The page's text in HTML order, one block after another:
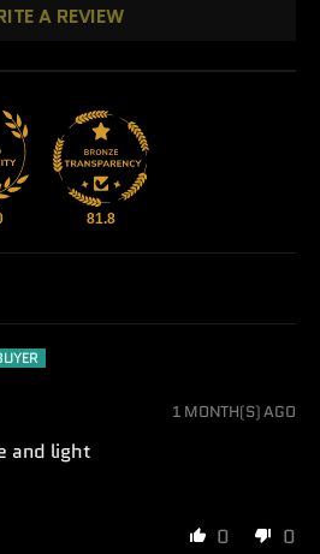
A REVIEW
81.8
1 MONTH(S) AGO
and light
0 0